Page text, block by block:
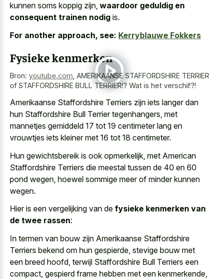
kunnen soms koppig zijn, waardoor geduldig en
consequent trainen nodig is.
For another approach, see: Kerryblauwe Fokkers
Fysieke kenmerken
Bron: youtube.com AMERIKAANSE STAFFORDSHIRE TERRIER
of STAFFORDSHIRE BULL TERRIER!? Wat is het verschil!?!
Amerikaanse Staffordshire Terriers zijn iets langer dan
hun Staffordshire Bull Terrier tegenhangers, met
mannetjes gemiddeld 17 tot 19 centimeter lang en
vrouwtjes iets kleinermet 16 tot 18 centimeter.
Hun gewichtsbereik is ook opmerkelijk, met American
Staffordshire Terriers die meestal tussen de 40 en 60
pond wegen, hoewel sommige meer of minder kunnen
wegen.
Hier is een vergelijking van de fysieke kenmerken van
de twee rassen:
In termen van bouw zijn Amerikaanse Staffordshire
Terriers bekend om hun gespierde, stevige bouw met
een breed hoofd, terwijl Staffordshire Bull Terriers een
compact, gespierd frame hebben met een kenmerkende,